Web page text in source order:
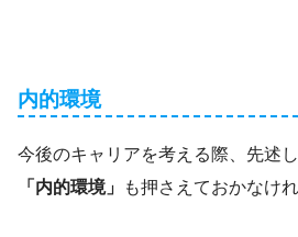
内的環境
今後のキャリアを考える際、先述
「内的環境」
も押さえておかなけ